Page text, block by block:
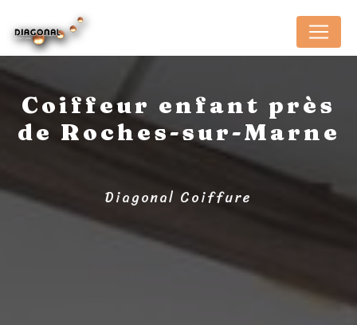
Coiffeur enfant près
de Roches-sur-Marne
Diagonal Coiffure